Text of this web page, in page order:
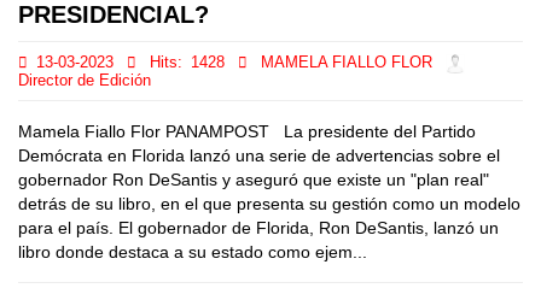
PRESIDENCIAL?
13-03-2023 Hits: 1428
MAMELA FIALLO FLOR
Director de Edición
Mamela Fiallo Flor PANAMPOST La presidente del Partido
Demócrata en Florida lanzó una serie de advertencias sobre el
gobernador Ron DeSantis y aseguró que existe un "plan real"
detrás de su libro, en el que presenta su gestión como un modelo
para el país. El gobernador de Florida, Ron DeSantis, lanzó un
libro donde destaca a su estado como ejem...